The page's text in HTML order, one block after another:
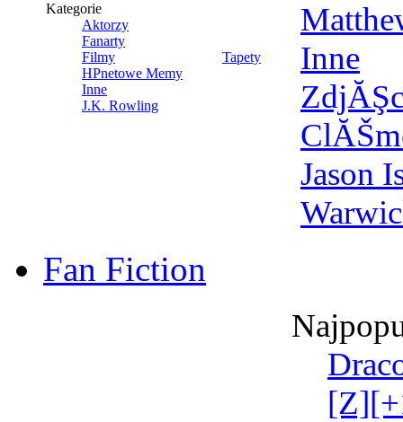
Kategorie
Aktorzy
Fanarty
Filmy
HPnetowe Memy
Inne
J.K. Rowling
Tapety
Inne
Jason
Fan Fiction